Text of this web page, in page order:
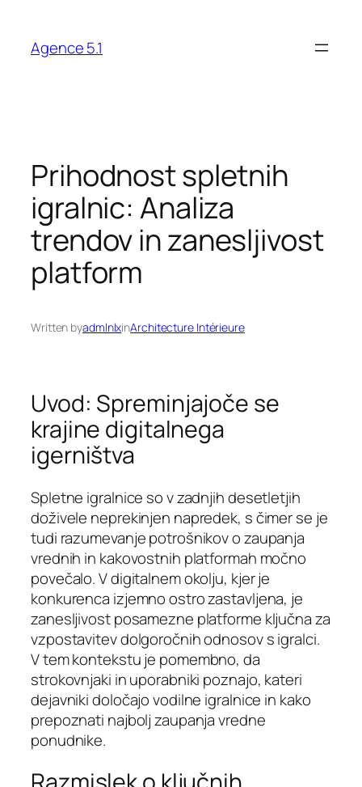
content
Agence 5.1
Prihodnost spletnih
igralnic: Analiza
trendov in zanesljivost
platform
Written byadmlnlxinArchitecture Intérieure
Uvod: Spreminjajoče se
krajine digitalnega
igerništva
Spletne igralnice so v zadnjih desetletjih
doživele neprekinjen napredek, s čimer se je
tudi razumevanje potrošnikov o zaupanja
vrednih in kakovostnih platformah močno
povečalo. V digitalnem okolju, kjer je
konkurenca izjemno ostro zastavljena, je
zanesljivost posamezne platforme ključna za
vzpostavitev dolgoročnih odnosov s igralci.
V tem kontekstu je pomembno, da
strokovnjaki in uporabniki poznajo, kateri
dejavniki določajo vodilne igralnice in kako
prepoznati najbolj zaupanja vredne
ponudnike.